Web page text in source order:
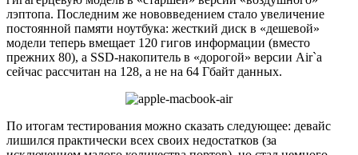
лэптопа. Последним же нововведением стало увеличение
постоянной памяти ноутбука: жесткий диск в «дешевой»
модели теперь вмещает 120 гигов информации (вместо
прежних 80), а SSD-накопитель в «дорогой» версии Air`а
сейчас рассчитан на 128, а не на 64 Гбайт данных.
По итогам тестирования можно сказать следующее: девайс
лишился практически всех своих недостатков (за